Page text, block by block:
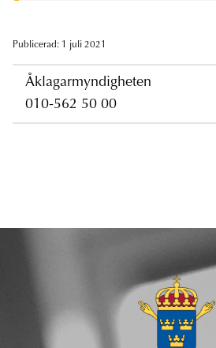
Publicerad: 1 juli 2021
Åklagarmyndigheten
010-562 50 00